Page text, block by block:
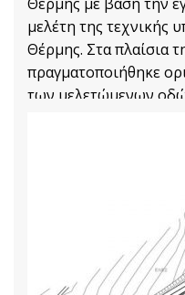
μελέτη της τεχνικής
Θέρμης. Στα πλαίσια
πραγματοποιήθηκε
των μελετώμενων